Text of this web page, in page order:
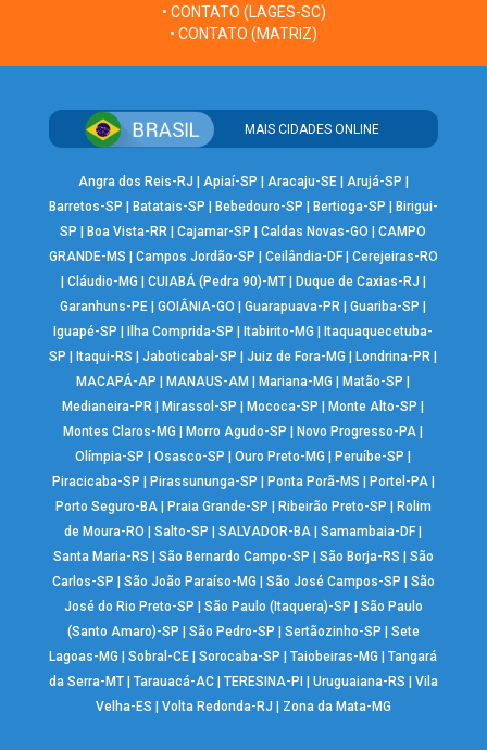
• CONTATO (LAGES-SC)
• CONTATO (MATRIZ)
MAIS CIDADES ONLINE
Angra dos Reis-RJ Apiaí-SP Aracaju-SE| Arujá-SP
Barretos-SP
Batatais-SP Bebedouro-SP Bertioga-SP
Birigui-
SP
Boa Vista-RR |Cajamar-SP |Caldas Novas-GO |CAMPO
GRANDE-MS
Campos Jordão-SP Ceilândia-DF| Cerejeiras-RO
Cláudio-MG CUIABÁ (Pedra 90)-MT| Duque de Caxias-RJ
Garanhuns-PE |GOIÂNIA-GO |Guarapuava-PR |Guariba-SP
Iguapé-SP
Ilha Comprida-SP Itabirito-MG
Itaquaquecetuba-
SP
Itaqui-RS |Jaboticabal-SP |Juiz de Fora-MG Londrina-PR
MACAPÁ-AP
MANAUS-AM Mariana-MG Matão-SP
Medianeira-PR
Mirassol-SP Mococa-SP Monte Alto-SP
Montes Claros-MG
Morro Agudo-SP Novo Progresso-PA
Olímpia-SP
|Osasco-SP |Ouro Preto-MG Peruíbe-SP
Piracicaba-SP
Pirassununga-SP Ponta Porã-MS Portel-PA|
Porto Seguro-BA| Praia Grande-SP Ribeirão Preto-SP
Rolim
de Moura-RO
|Salto-SP |SALVADOR-BA |Samambaia-DF
Santa Maria-RS
São Bernardo Campo-SP São Borja-RS
São
Carlos-SP
São João Paraíso-MG São José Campos-SP
São
José do Rio Preto-SP
São Paulo (Itaquera)-SP
São Paulo
(Santo Amaro)-SP
São Pedro-SP Sertãozinho-SP
Sete
Lagoas-MG
|Sobral-CE |Sorocaba-SP |Taiobeiras-MG |Tangará
da Serra-MT| Tarauacá-AC| TERESINA-PI Uruguaiana-RS
Vila
Velha-ES
Volta Redonda-RJ Zona da Mata-MG